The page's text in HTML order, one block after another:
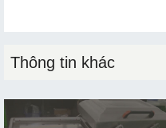
Thông tin khác